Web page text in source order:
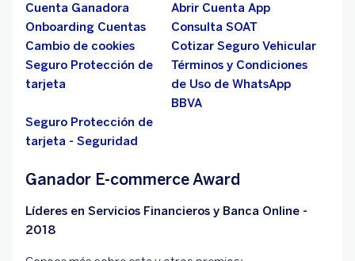
Cuenta Ganadora
Abrir Cuenta App
Onboarding Cuentas
Consulta SOAT
Cambio de cookies
Cotizar Seguro Vehicular
Seguro Protección de
tarjeta
Términos y Condiciones
de Uso de WhatsApp
BBVA
Seguro Protección de
tarjeta - Seguridad
Ganador E-commerce Award
Líderes en Servicios Financieros y Banca Online -
2018